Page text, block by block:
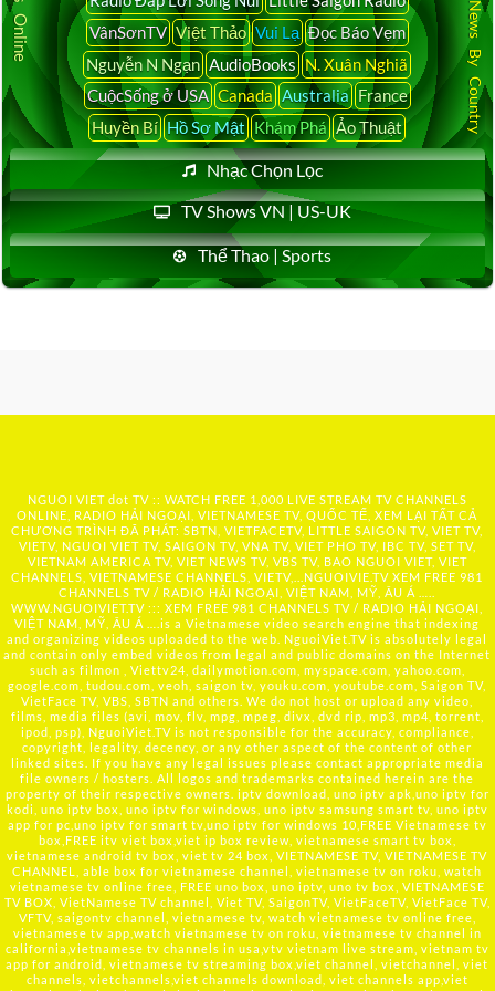
VânSơnTV Việt Thảo Vui Lạ Đọc Báo Vẹm
Nguyễn N Ngạn AudioBooks N. Xuân Nghiã
CuộcSống ở USA Canada Australia France
Huyền Bí Hồ Sơ Mật Khám Phá Ảo Thuật
Nhạc Chọn Lọc
TV Shows VN | US-UK
Thể Thao | Sports
Latest News By Country
NGUOI VIET dot TV :: WATCH FREE 1,000 LIVE STREAM TV CHANNELS
ONLINE, RADIO HẢI NGOẠI, VIETNAMESE TV, QUỐC TẾ, XEM LẠI TẤT CẢ
CHƯƠNG TRÌNH ĐÃ PHÁT: SBTN, VIETFACETV, LITTLE SAIGON TV, VIET TV,
VIETV, NGUOI VIET TV, SAIGON TV, VNA TV, VIET PHO TV, IBC TV, SET TV,
VIETNAM AMERICA TV, VIET NEWS TV, VBS TV, BAO NGUOI VIET, VIET
CHANNELS, VIETNAMESE CHANNELS, VIETV,... NGUOIVIE.TV XEM FREE 981
CHANNELS TV / RADIO HẢI NGOẠI, VIỆT NAM, MỸ, ÂU Á …..
WWW.NGUOIVIET.TV ::: XEM FREE 981 CHANNELS TV / RADIO HẢI NGOẠI,
VIỆT NAM, MỸ, ÂU Á ….is a Vietnamese video search engine that indexing
and organizing videos uploaded to the web. NguoiViet.TV is absolutely legal
and contain only embed videos from legal and public domains on the Internet
such as filmon , Viettv24, dailymotion.com, myspace.com, yahoo.com,
google.com, tudou.com, veoh, saigon tv, youku.com, youtube.com, Saigon TV,
VietFace TV, VBS, SBTN and others. We do not host or upload any video,
films, media files (avi, mov, flv, mpg, mpeg, divx, dvd rip, mp3, mp4, torrent,
ipod, psp), NguoiViet.TV is not responsible for the accuracy, compliance,
copyright, legality, decency, or any other aspect of the content of other
linked sites. If you have any legal issues please contact appropriate media
file owners / hosters. All logos and trademarks contained herein are the
property of their respective owners. iptv download, uno iptv apk,uno iptv for
kodi, uno iptv box, uno iptv for windows, uno iptv samsung smart tv, uno iptv
app for pc,uno iptv for smart tv,uno iptv for windows 10,FREE Vietnamese tv
box,FREE itv viet box,viet ip box review, vietnamese smart tv box,
vietnamese android tv box, viet tv 24 box, VIETNAMESE TV, VIETNAMESE TV
CHANNEL, able box for vietnamese channel, vietnamese tv on roku, watch
vietnamese tv online free, FREE uno box, uno iptv, uno tv box, VIETNAMESE
TV BOX, VietNamese TV channel, Viet TV, SaigonTV, VietFaceTV, VietFace TV,
VFTV, saigontv channel, vietnamese tv, watch vietnamese tv online free,
vietnamese tv app,watch vietnamese tv on roku, vietnamese tv channel in
california,vietnamese tv channels in usa,vtv vietnam live stream, vietnam tv
app for android, vietnamese tv streaming box,viet channel, vietchannel, viet
channels, vietchannels,viet channels download, viet channels app,viet